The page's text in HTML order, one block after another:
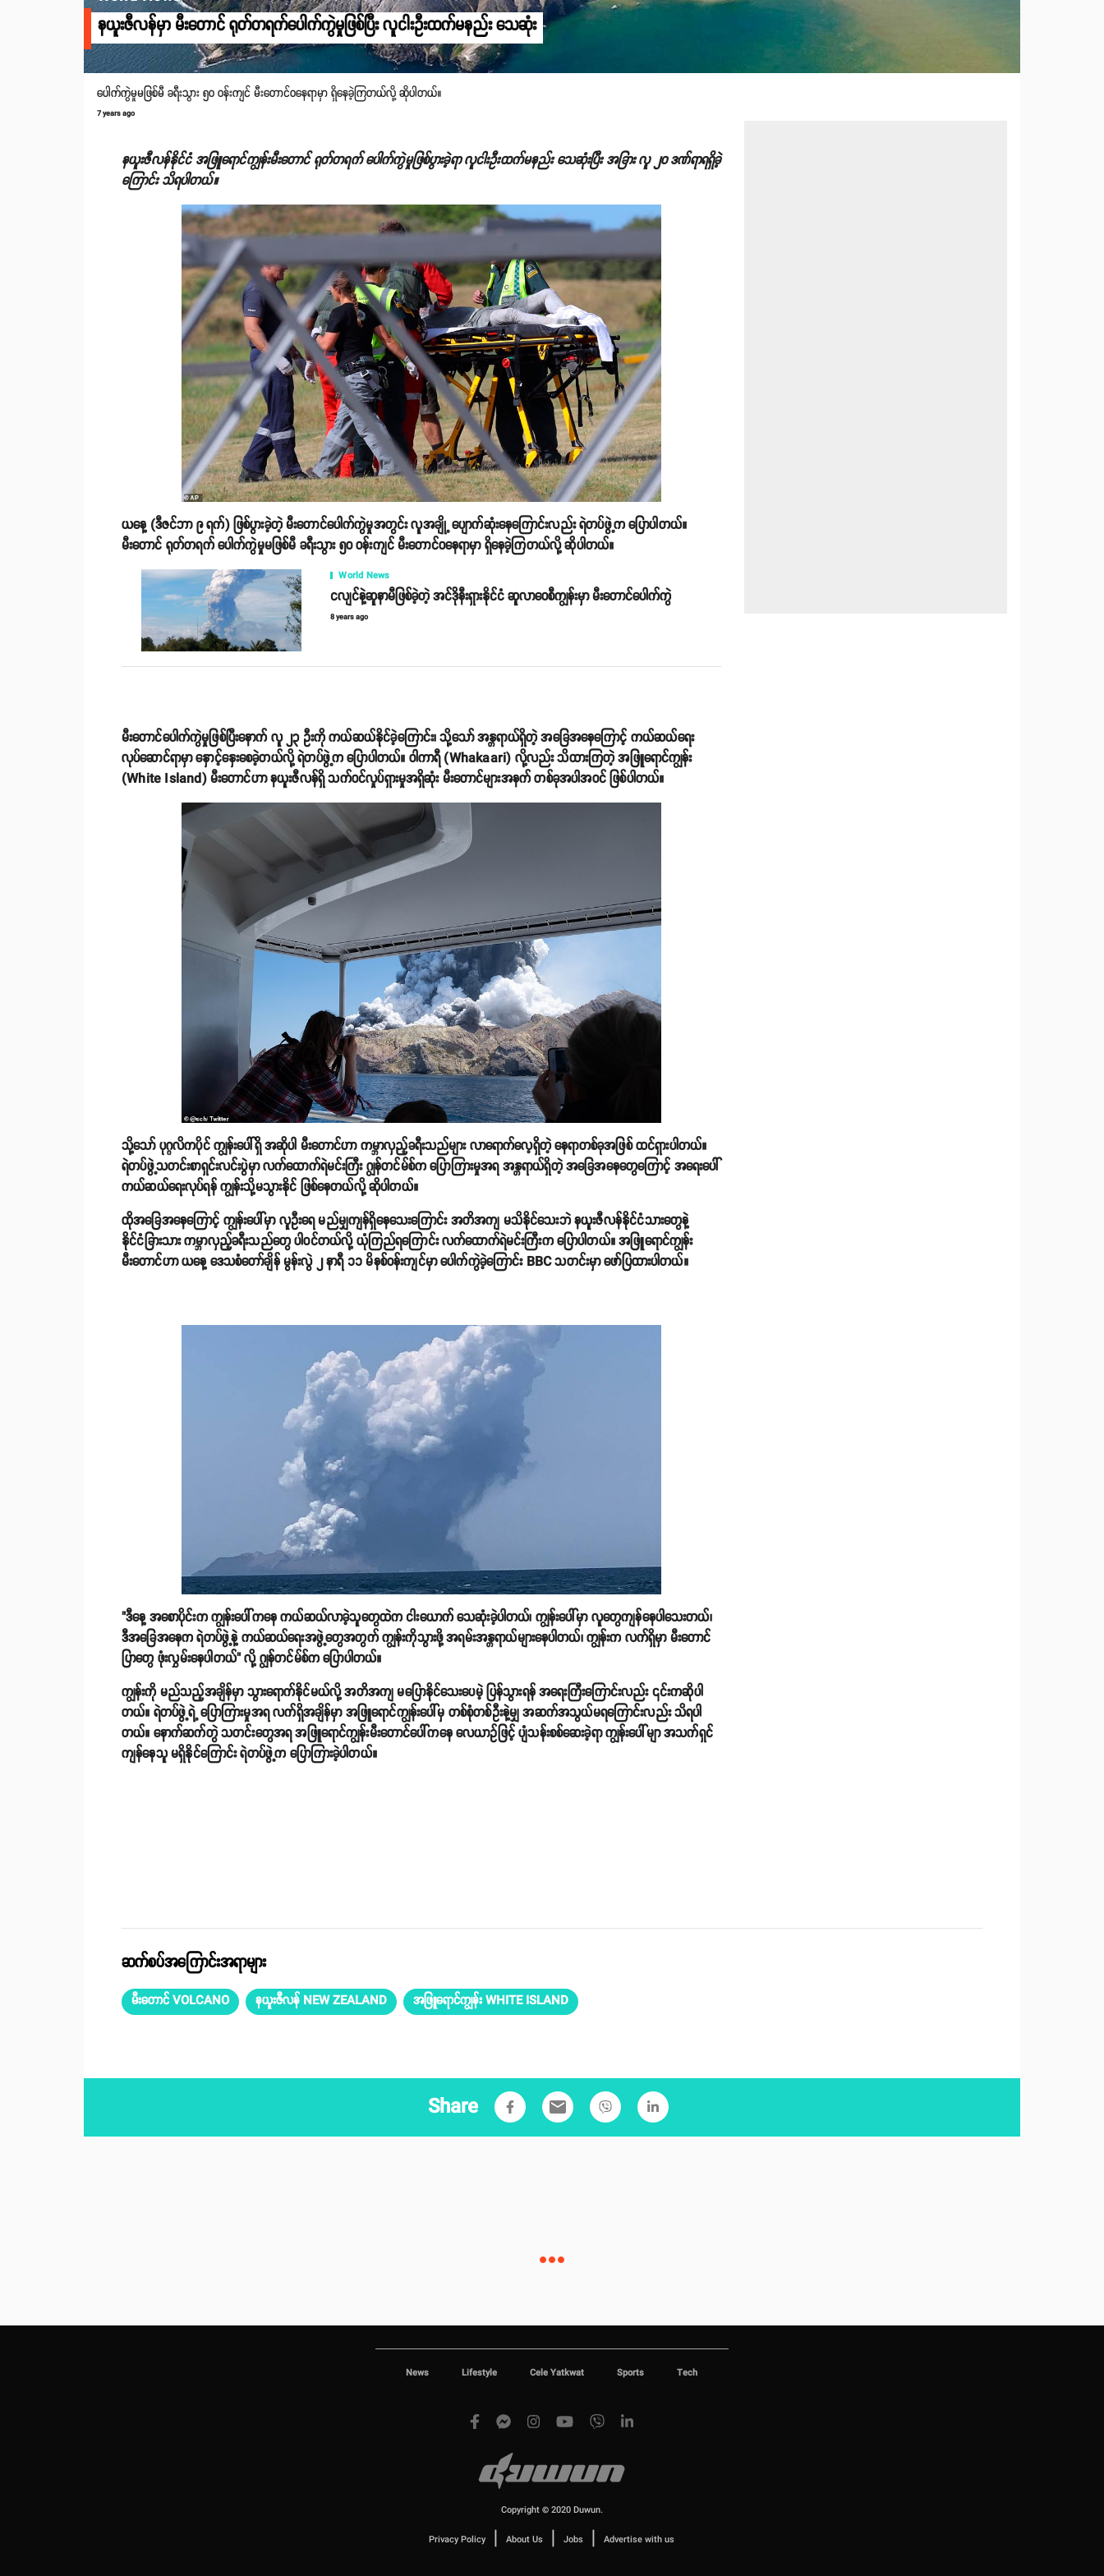
နယူးဇီလန်မှာ မီးတောင် ရုတ်တရက်ပေါက်ကွဲမှုဖြစ်ပြီး လူငါးဦးထက်မနည်း သေဆုံး
ပေါက်ကွဲမှုမဖြစ်မီ ခရီးသွား ၅၀ ဝန်းကျင် မီးတောင်ဝနေရာမှာ ရှိနေခဲ့ကြတယ်လို့ ဆိုပါတယ်။
7 years ago
နယူးဇီလန်နိုင်ငံ အဖြူရောင်ကျွန်းမီးတောင် ရုတ်တရက် ပေါက်ကွဲမှုဖြစ်ပွားခဲ့ရာ လူငါးဦးထက်မနည်း သေဆုံးပြီး အခြား လူ ၂၀ ဒဏ်ရာရရှိခဲ့
ကြောင်း သိရပါတယ်။
ယနေ့ (ဒီဇင်ဘာ ၉ ရက်) ဖြစ်ပွားခဲ့တဲ့ မီးတောင်ပေါက်ကွဲမှုအတွင်း လူအချို့ ပျောက်ဆုံးနေကြောင်းလည်း ရဲတပ်ဖွဲ့က ပြောပါတယ်။
မီးတောင် ရုတ်တရက် ပေါက်ကွဲမှုမဖြစ်မီ ခရီးသွား ၅၀ ဝန်းကျင် မီးတောင်ဝနေရာမှာ ရှိနေခဲ့ကြတယ်လို့ ဆိုပါတယ်။
World News
ငလျင်နဲ့ဆူနာမီဖြစ်ခဲ့တဲ့ အင်ဒိုနီးရှားနိုင်ငံ ဆူလာဝေစီကျွန်းမှာ မီးတောင်ပေါက်ကွဲ
8 years ago
မီးတောင်ပေါက်ကွဲမှုဖြစ်ပြီးနောက် လူ ၂၃ ဦးကို ကယ်ဆယ်နိုင်ခဲ့ကြောင်း၊ သို့သော် အန္တရာယ်ရှိတဲ့ အခြေအနေကြောင့် ကယ်ဆယ်ရေး
လုပ်ဆောင်ရာမှာ နှောင့်နှေးစေခဲ့တယ်လို့ ရဲတပ်ဖွဲ့က ပြောပါတယ်။ ဝါကာရီ (Whakaari) လို့လည်း သိထားကြတဲ့ အဖြူရောင်ကျွန်း
(White Island) မီးတောင်ဟာ နယူးဇီလန်ရှိ သက်ဝင်လှုပ်ရှားမှုအရှိဆုံး မီးတောင်များအနက် တစ်ခုအပါအဝင် ဖြစ်ပါတယ်။
သို့သော် ပုဂ္ဂလိကပိုင် ကျွန်းပေါ်ရှိ အဆိုပါ မီးတောင်ဟာ ကမ္ဘာလှည့်ခရီးသည်များ လာရောက်လေ့ရှိတဲ့ နေရာတစ်ခုအဖြစ် ထင်ရှားပါတယ်။
ရဲတပ်ဖွဲ့သတင်းစာရှင်းလင်းပွဲမှာ လက်ထောက်ရဲမင်းကြီး ဂျွန်တင်မ်စ်က ပြောကြားမှုအရ အန္တရာယ်ရှိတဲ့ အခြေအနေတွေကြောင့် အရေးပေါ်
ကယ်ဆယ်ရေးလုပ်ရန် ကျွန်းသို့မသွားနိုင် ဖြစ်နေတယ်လို့ ဆိုပါတယ်။
ထိုအခြေအနေကြောင့် ကျွန်းပေါ်မှာ လူဦးရေ မည်မျှကျန်ရှိနေသေးကြောင်း အတိအကျ မသိနိုင်သေးဘဲ နယူးဇီလန်နိုင်ငံသားတွေနဲ့
နိုင်ငံခြားသား ကမ္ဘာလှည့်ခရီးသည်တွေ ပါဝင်တယ်လို့ ယုံကြည်ရကြောင်း လက်ထောက်ရဲမင်းကြီးက ပြောပါတယ်။ အဖြူရောင်ကျွန်း
မီးတောင်ဟာ ယနေ့ ဒေသစံတော်ချိန် မွန်းလွဲ ၂ နာရီ ၁၁ မိနစ်ဝန်းကျင်မှာ ပေါက်ကွဲခဲ့ကြောင်း BBC သတင်းမှာ ဖော်ပြထားပါတယ်။
"ဒီနေ့ အစောပိုင်းက ကျွန်းပေါ်ကနေ ကယ်ဆယ်လာခဲ့သူတွေထဲက ငါးယောက် သေဆုံးခဲ့ပါတယ်၊ ကျွန်းပေါ်မှာ လူတွေကျန်နေပါသေးတယ်၊
ဒီအခြေအနေက ရဲတပ်ဖွဲ့နဲ့ ကယ်ဆယ်ရေးအဖွဲ့တွေအတွက် ကျွန်းကိုသွားဖို့ အရမ်းအန္တရာယ်များနေပါတယ်၊ ကျွန်းက လက်ရှိမှာ မီးတောင်
ပြာတွေ ဖုံးလွှမ်းနေပါတယ်" လို့ ဂျွန်တင်မ်စ်က ပြောပါတယ်။
ကျွန်းကို မည်သည့်အချိန်မှာ သွားရောက်နိုင်မယ်လို့ အတိအကျ မပြောနိုင်သေးပေမဲ့ ပြန်သွားရန် အရေးကြီးကြောင်းလည်း ၎င်းကဆိုပါ
တယ်။ ရဲတပ်ဖွဲ့ရဲ့ ပြောကြားမှုအရ လက်ရှိအချိန်မှာ အဖြူရောင်ကျွန်းပေါ်မှ တစ်စုံတစ်ဦးနဲ့မျှ အဆက်အသွယ်မရကြောင်းလည်း သိရပါ
တယ်။ နောက်ဆက်တွဲ သတင်းတွေအရ အဖြူရောင်ကျွန်းမီးတောင်ပေါ်ကနေ လေယာဥ်ဖြင့် ပျံသန်းစစ်ဆေးခဲ့ရာ ကျွန်းပေါ်မျာ အသက်ရှင်
ကျန်နေသူ မရှိနိုင်ကြောင်း ရဲတပ်ဖွဲ့က ပြောကြားခဲ့ပါတယ်။
ဆက်စပ်အကြောင်းအရာများ
မီးတောင် VOLCANO နယူးဇီလန် NEW ZEALAND အဖြူရောင်ကျွန်း WHITE ISLAND
Share email
News Lifestyle Cele Yatkwat Sports Tech
Copyright © 2020 Duwun.
Privacy Policy | About Us | Jobs | Advertise with us